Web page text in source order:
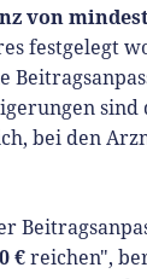
von
festgelegt
sind
bei den
€reichen",